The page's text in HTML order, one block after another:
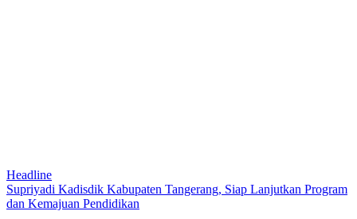
Headline
Supriyadi Kadisdik Kabupaten Tangerang, Siap Lanjutkan Program
dan Kemajuan Pendidikan